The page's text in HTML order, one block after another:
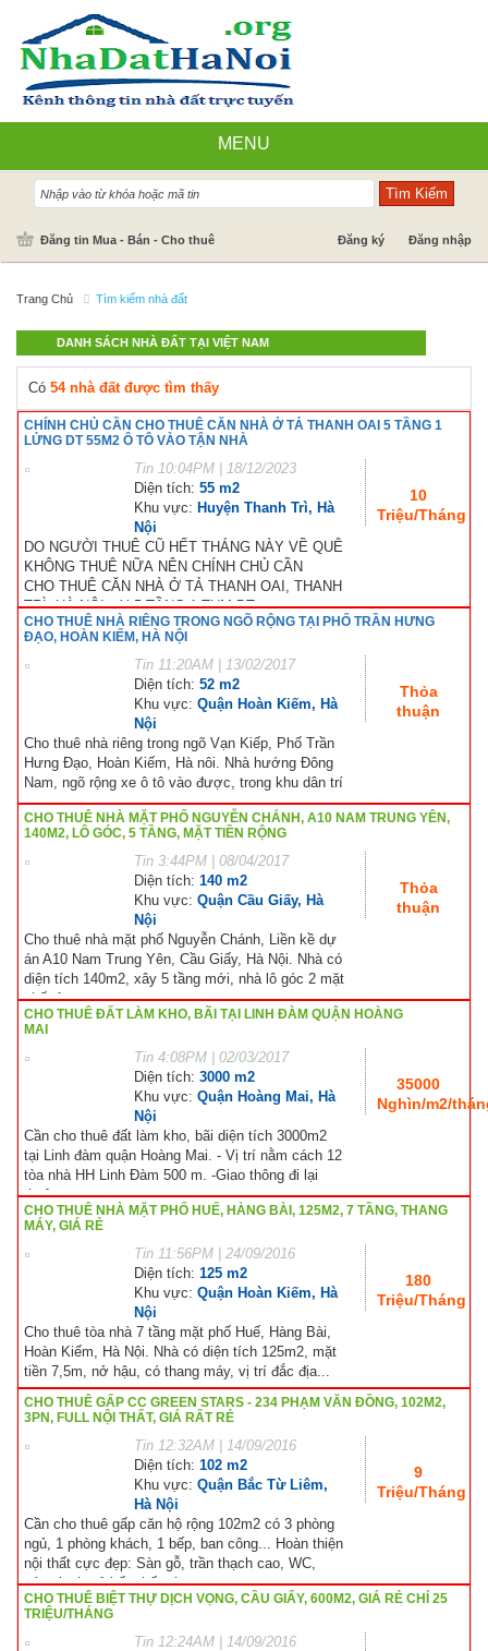
MENU
Nhà đất bán
Dự án
Tin tức
Báo giá dịch vụ
Đăng tin Mua - Bán - Cho thuê Đăng ký Đăng nhập
Trang Chủ Tìm kiếm nhà đất
DANH SÁCH NHÀ ĐẤT TẠI VIỆT NAM
Có 54 nhà đất được tìm thấy
CHÍNH CHỦ CẦN CHO THUÊ CĂN NHÀ Ở TẢ THANH OAI 5 TẦNG 1
LỬNG DT 55M2 Ô TÔ VÀO TẬN NHÀ
Tin 10:04PM | 18/12/2023
Diện tích: 55 m2
Khu vực: Huyện Thanh Trì, Hà
Nội
10
Triệu/Tháng
DO NGƯỜI THUÊ CŨ HẾT THÁNG NÀY VỀ QUÊ
KHÔNG THUÊ NỮA NÊN CHÍNH CHỦ CẦN
CHO THUÊ CĂN NHÀ Ở TẢ THANH OAI, THANH
TRÌ, HÀ NỘI với 5 TẦNG 1 TUM DT...
CHO THUÊ NHÀ RIÊNG TRONG NGÕ RỘNG TẠI PHỐ TRẦN HƯNG
ĐẠO, HOÀN KIẾM, HÀ NỘI
Tin 11:20AM | 13/02/2017
Diện tích: 52 m2
Khu vực: Quận Hoàn Kiếm, Hà
Nội
Thỏa
thuận
Cho thuê nhà riêng trong ngõ Vạn Kiếp, Phố Trần
Hưng Đạo, Hoàn Kiếm, Hà nôi. Nhà hướng Đông
Nam, ngõ rộng xe ô tô vào được, trong khu dân trí
cao,...
CHO THUÊ NHÀ MẶT PHỐ NGUYỄN CHÁNH, A10 NAM TRUNG YÊN,
140M2, LÔ GÓC, 5 TẦNG, MẶT TIỀN RỘNG
Tin 3:44PM | 08/04/2017
Diện tích: 140 m2
Khu vực: Quận Cầu Giấy, Hà
Nội
Thỏa
thuận
Cho thuê nhà mặt phố Nguyễn Chánh, Liền kề dự
án A10 Nam Trung Yên, Cầu Giấy, Hà Nội. Nhà có
diện tích 140m2, xây 5 tầng mới, nhà lô góc 2 mặt
phố, 1...
CHO THUÊ ĐẤT LÀM KHO, BÃI TẠI LINH ĐÀM QUẬN HOÀNG
MAI
Tin 4:08PM | 02/03/2017
Diện tích: 3000 m2
Khu vực: Quận Hoàng Mai, Hà
Nội
35000
Nghìn/m2/
Cần cho thuê đất làm kho, bãi diện tích 3000m2
tại Linh đàm quận Hoàng Mai. - Vị trí nằm cách 12
tòa nhà HH Linh Đàm 500 m. -Giao thông đi lại
thuận...
CHO THUÊ NHÀ MẶT PHỐ HUẾ, HÀNG BÀI, 125M2, 7 TẦNG, THANG
MÁY, GIÁ RẺ
Tin 11:56PM | 24/09/2016
Diện tích: 125 m2
Khu vực: Quận Hoàn Kiếm, Hà
Nội
180
Triệu/Tháng
Cho thuê tòa nhà 7 tầng mặt phố Huế, Hàng Bài,
Hoàn Kiếm, Hà Nội. Nhà có diện tích 125m2, mặt
tiền 7,5m, nở hậu, có thang máy, vị trí đắc địa...
CHO THUÊ GẤP CC GREEN STARS - 234 PHẠM VĂN ĐỒNG, 102M2,
3PN, FULL NỘI THẤT, GIÁ RẤT RẺ
Tin 12:32AM | 14/09/2016
Diện tích: 102 m2
Khu vực: Quận Bắc Từ Liêm,
Hà Nội
9
Triệu/Tháng
Cần cho thuê gấp căn hộ rộng 102m2 có 3 phòng
ngủ, 1 phòng khách, 1 bếp, ban công... Hoàn thiện
nội thất cực đẹp: Sàn gỗ, trần thạch cao, WC,
nóng lạnh, tủ bếp, bếp từ...
CHO THUÊ BIỆT THỰ DỊCH VỌNG, CẦU GIẤY, 600M2, GIÁ RẺ CHỈ 25
TRIỆU/THÁNG
Tin 12:24AM | 14/09/2016